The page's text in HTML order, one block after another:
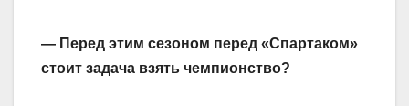
— Перед этим сезоном перед «Спартаком»
стоит задача взять чемпионство?